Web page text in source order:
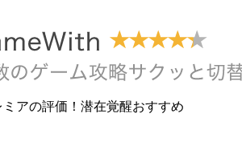
ミアの評価！潜在覚醒おすすめ